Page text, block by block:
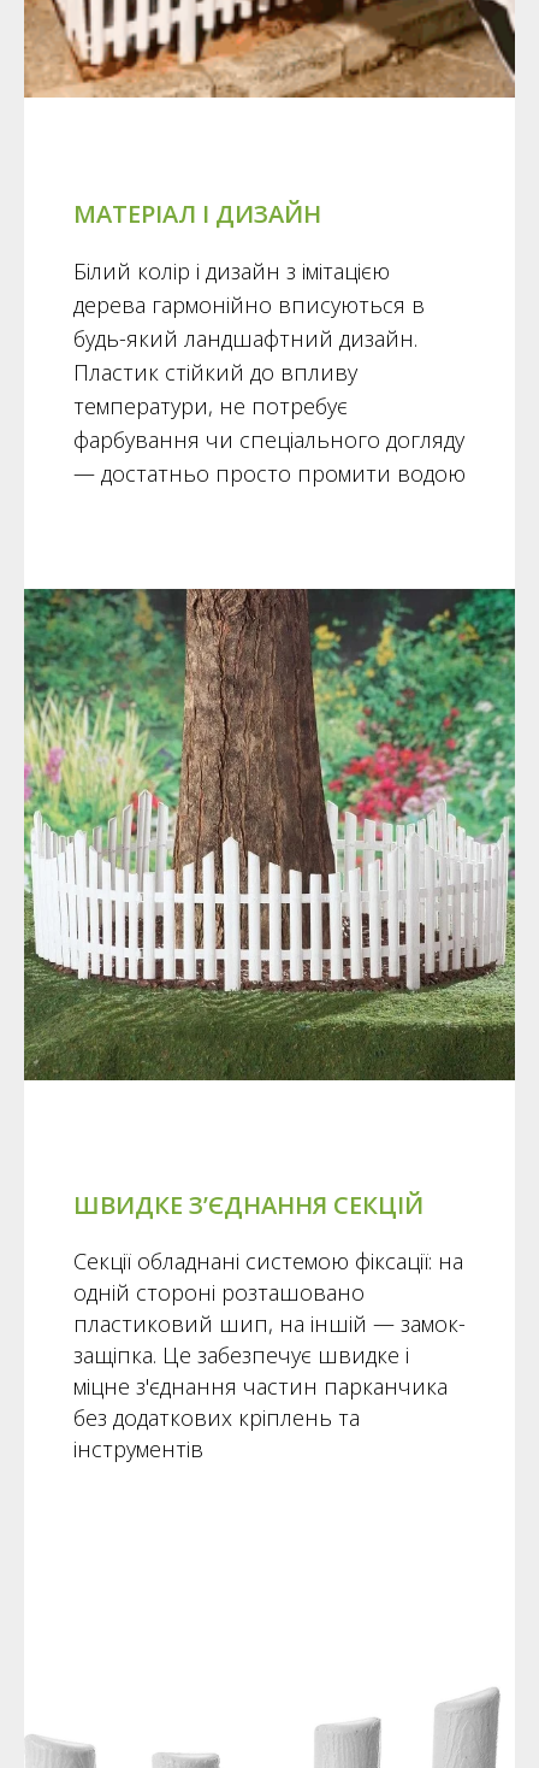
МАТЕРІАЛ І ДИЗАЙН
Білий колір і дизайн з імітацією
дерева гармонійно вписуються в
будь-який ландшафтний дизайн.
Пластик стійкий до впливу
температури, не потребує
фарбування чи спеціального догляду
— достатньо просто промити водою
ШВИДКЕ З’ЄДНАННЯ СЕКЦІЙ
Секції обладнані системою фіксації: на
одній стороні розташовано
пластиковий шип, на іншій — замок-
защіпка. Це забезпечує швидке і
міцне з'єднання частин парканчика
без додаткових кріплень та
інструментів